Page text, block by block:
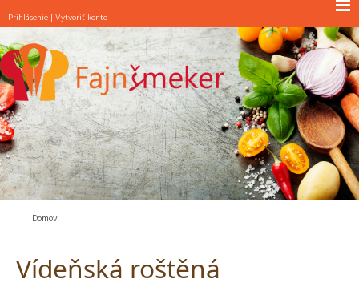
Prihlásenie | Vytvoriť konto
NOVINKY
RAŇAJKY
POLIEVKY
JEDLÁ S MÄSOM
JEDLÁ BEZ MÄSA
ŠALÁTY
INÉ
Domov
Vídeňská roštěná